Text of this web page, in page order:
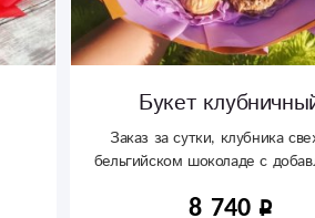
Букет
Заказ за сутки, клубника
бельгийском шоколаде с
8 740